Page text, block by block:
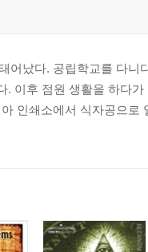
어났다. 공립학교를 다
. 이후 점원 생활을 하다
인쇄소에서 식자공으